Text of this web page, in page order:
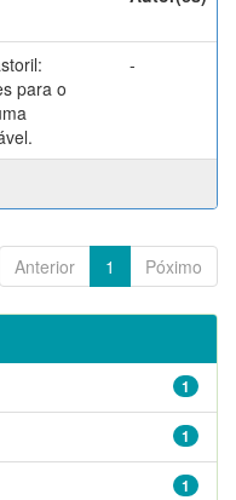
para o
-
Anterior 1 Póximo
1
1
1